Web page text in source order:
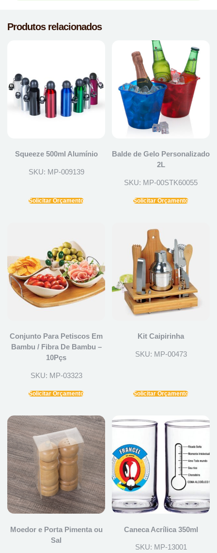
Produtos relacionados
Squeeze 500ml Alumínio
SKU: MP-009139
Solicitar Orçamento
Balde de Gelo Personalizado
2L
SKU: MP-00STK60055
Solicitar Orçamento
Conjunto Para Petiscos Em
Bambu / Fibra De Bambu –
10Pçs
SKU: MP-03323
Solicitar Orçamento
Kit Caipirinha
SKU: MP-00473
Solicitar Orçamento
Moedor e Porta Pimenta ou
Sal
Caneca Acrílica 350ml
SKU: MP-13001